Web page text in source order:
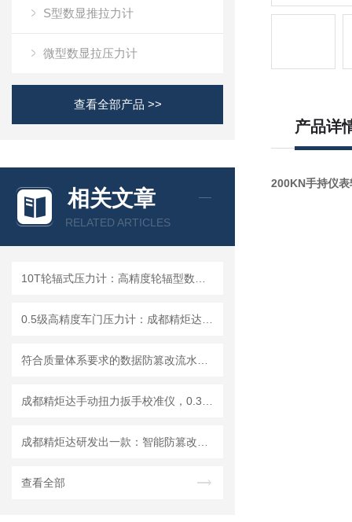
S型数显推拉力计
微型数显拉压力计
查看全部产品 >>
相关文章
RELATED ARTICLES
查看全部
产品详
200KN手持仪